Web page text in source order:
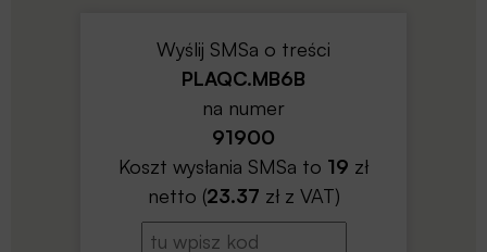
Wyślij SMSa o treści
PLAQC.MB6B
na numer
91900
Koszt wysłania SMSa to 19 zł
netto (23.37 zł z VAT)